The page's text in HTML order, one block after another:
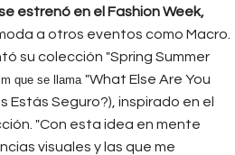
estrenó en el Fashion Week,
a otros eventos como Macro.
su colección "Spring Summer
que se llama "What Else Are You
Estás Seguro?), inspirado en el
"Con esta idea en mente
visuales y las que me